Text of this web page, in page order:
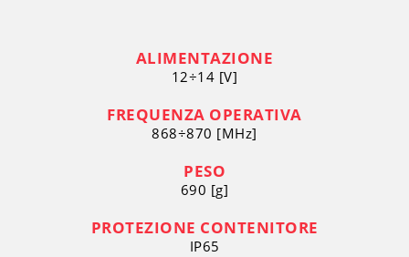
ALIMENTAZIONE
12÷14 [V]
FREQUENZA OPERATIVA
868÷870 [MHz]
PESO
690 [g]
PROTEZIONE CONTENITORE
IP65